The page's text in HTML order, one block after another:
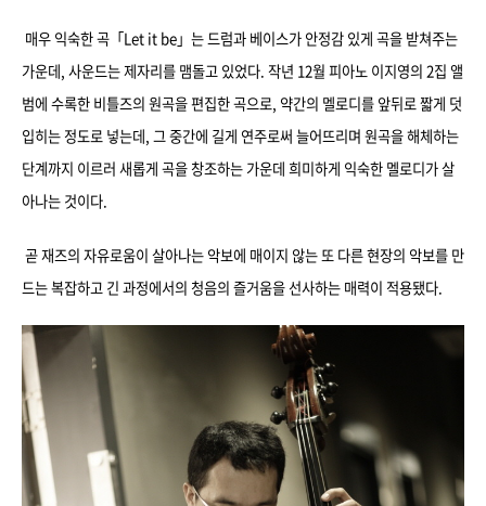
매우 익숙한 곡「Let it be」는 드럼과 베이스가 안정감 있게 곡을 받쳐주는
가운데, 사운드는 제자리를 맴돌고 있었다. 작년 12월 피아노 이지영의 2집 앨
범에 수록한 비틀즈의 원곡을 편집한 곡으로, 약간의 멜로디를 앞뒤로 짧게 덧
입히는 정도로 넣는데, 그 중간에 길게 연주로써 늘어뜨리며 원곡을 해체하는
단계까지 이르러 새롭게 곡을 창조하는 가운데 희미하게 익숙한 멜로디가 살
아나는 것이다.
곧 재즈의 자유로움이 살아나는 악보에 매이지 않는 또 다른 현장의 악보를 만
드는 복잡하고 긴 과정에서의 청음의 즐거움을 선사하는 매력이 적용됐다.